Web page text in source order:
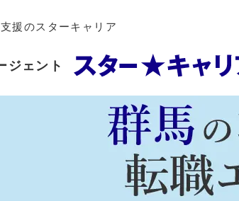
援のスターキャリア
ジェント